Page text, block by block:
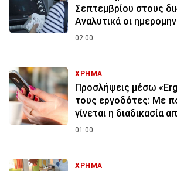
Σεπτεμβρίου στους
Αναλυτικά οι
02:00
ΧΡΗΜΑ
Προσλήψεις μέσω
τους εργοδότες: Με
γίνεται η διαδικασία
01:00
ΧΡΗΜΑ